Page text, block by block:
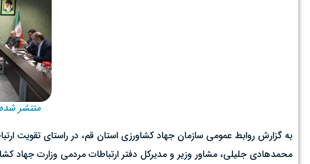
منتشر شده در
به گزارش روابط عمومی سازمان جهاد کشاورزی استان قم، در راستای
محمدهادی جلیلی، مشاور وزیر و مدیرکل دفتر ارتباطات مردمی وزارت جهاد